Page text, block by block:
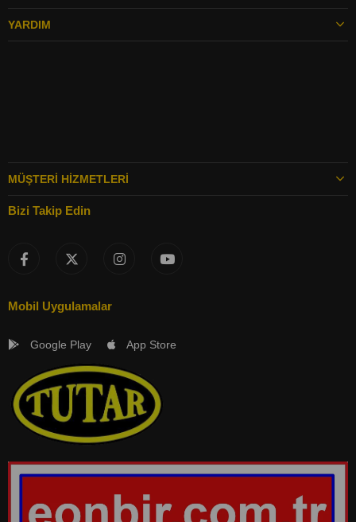
YARDIM
MÜŞTERI HIZMETLERI
Bizi Takip Edin
Mobil Uygulamalar
Google Play App Store